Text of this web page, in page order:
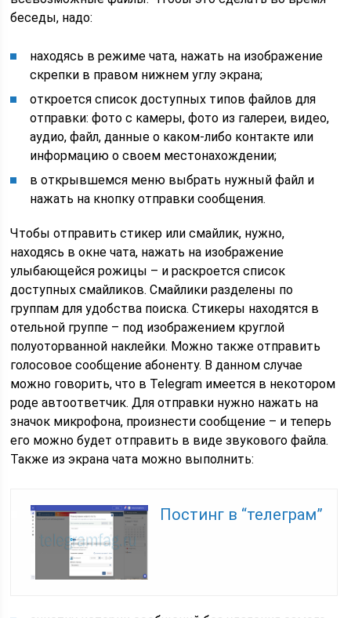
беседы, надо:
находясь в режиме чата, нажать на изображение
скрепки в правом нижнем углу экрана;
откроется список доступных типов файлов для
отправки: фото с камеры, фото из галереи, видео,
аудио, файл, данные о каком-либо контакте или
информацию о своем местонахождении;
в открывшемся меню выбрать нужный файл и
нажать на кнопку отправки сообщения.
Чтобы отправить стикер или смайлик, нужно,
находясь в окне чата, нажать на изображение
улыбающейся рожицы – и раскроется список
доступных смайликов. Смайлики разделены по
группам для удобства поиска. Стикеры находятся в
отельной группе – под изображением круглой
полуоторванной наклейки. Можно также отправить
голосовое сообщение абоненту. В данном случае
можно говорить, что в Telegram имеется в некотором
роде автоответчик. Для отправки нужно нажать на
значок микрофона, произнести сообщение – и теперь
его можно будет отправить в виде звукового файла.
Также из экрана чата можно выполнить:
Постинг в “телеграм”